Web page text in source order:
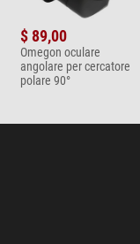
$ 89,00
Omegon oculare
angolare per cercatore
polare 90°